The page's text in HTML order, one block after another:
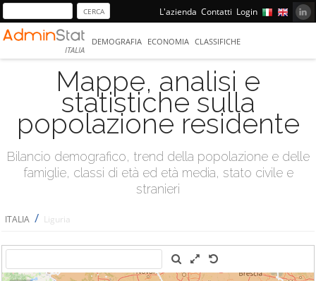
L'azienda Contatti Login
ITALIA
DEMOGRAFIA ECONOMIA CLASSIFICHE
Mappe, analisi e
statistiche sulla
popolazione residente
Bilancio demografico, trend della popolazione e delle
famiglie, classi di età ed età media, stato civile e
stranieri
ITALIA / Liguria